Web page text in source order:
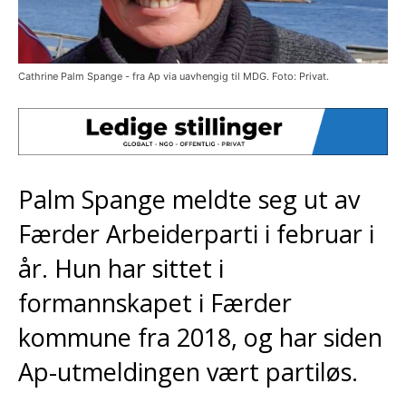
Cathrine Palm Spange - fra Ap via uavhengig til MDG. Foto: Privat.
Palm Spange meldte seg ut av
Færder Arbeiderparti i februar i
år. Hun har sittet i
formannskapet i Færder
kommune fra 2018, og har siden
Ap-utmeldingen vært partiløs.